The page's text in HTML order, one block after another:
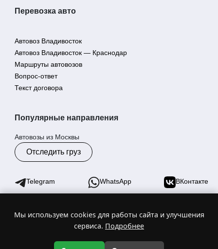
Перевозка авто
Автовоз Владивосток
Автовоз Владивосток — Краснодар
Маршруты автовозов
Вопрос-ответ
Текст договора
Популярные направления
Автовозы из Москвы
Отследить груз
Telegram WhatsApp ВКонтакте
© 2025 Гранд Эрмий - автовозы по России. Торговая марка
№1055640
Цены на сайте не являются офертой
Мы используем cookies для работы сайта и улучшения
сервиса. Подробнее